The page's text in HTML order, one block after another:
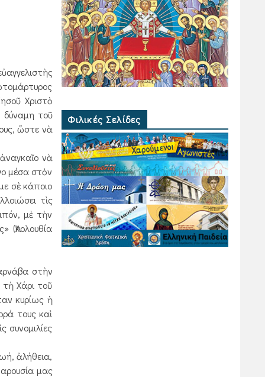
Χριστὸ
δύναμη τοῦ
ὥστε νὰ
νὰ
μέσα στὸν
σὲ κάποιο
τὶς
μὲ τὴν
(Ἀκολουθία
στὴν
τὴ Χάρι τοῦ
κυρίως ἡ
τους καὶ
ἀλήθεια,
μας
Φιλικές Σελίδες